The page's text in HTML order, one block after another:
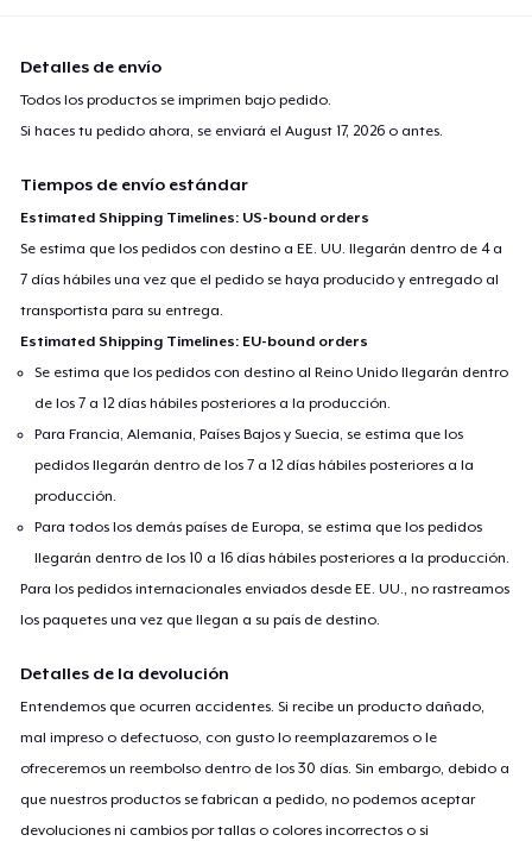
Detalles de envío
Todos los productos se imprimen bajo pedido.
Si haces tu pedido ahora, se enviará elAugust 17, 2026 o antes.
Tiempos de envío estándar
Estimated Shipping Timelines: US-bound orders
Se estima que los pedidos con destino a EE. UU. llegarán dentro de 4 a
7 días hábiles una vez que el pedido se haya producido y entregado al
transportista para su entrega.
Estimated Shipping Timelines: EU-bound orders
Se estima que los pedidos con destino al Reino Unido llegarán dentro
de los 7 a 12 días hábiles posteriores a la producción.
Para Francia, Alemania, Países Bajos y Suecia, se estima que los
pedidos llegarán dentro de los 7 a 12 días hábiles posteriores a la
producción.
Para todos los demás países de Europa, se estima que los pedidos
llegarán dentro de los 10 a 16 días hábiles posteriores a la producción.
Para los pedidos internacionales enviados desde EE. UU., no rastreamos
los paquetes una vez que llegan a su país de destino.
Detalles de la devolución
Entendemos que ocurren accidentes. Si recibe un producto dañado,
mal impreso o defectuoso, con gusto lo reemplazaremos o le
ofreceremos un reembolso dentro de los 30 días. Sin embargo, debido a
que nuestros productos se fabrican a pedido, no podemos aceptar
devoluciones ni cambios por tallas o colores incorrectos o si